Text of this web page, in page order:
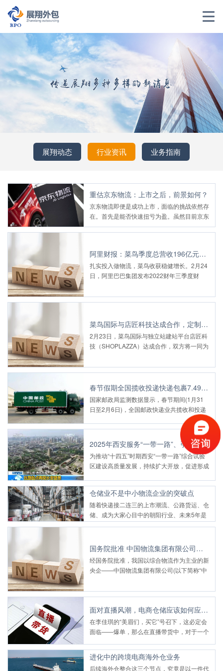
展翔动态 行业资讯 业务指南
重估京东物流：上市之后，前景如何？
京东物流即便是成功上市，面临的挑战依然存
在。首先是能否快速扭亏为盈。虽然目前京东
物流的毛利率水平不断提升、净亏损幅度收
阿里财报：菜鸟季度总营收196亿元，产业化、全球化、数智化物流扎实推进
扎实投入做物流，菜鸟收获稳健增长。2月24
日，阿里巴巴集团发布2022财年三季度财
同比增长23%达196亿元，产业化、全球化、
数智化物流扎实推进。
菜鸟国际与店匠科技达成合作，定制化物流服务已覆盖全球120国
2月23日，菜鸟国际与独立站建站平台店匠科
技（SHOPLAZZA）达成合作，双方将一同为
方案
春节假期全国揽收投递快递包裹7.49亿件
国家邮政局监测数据显示，春节期间(1月31
日至2月6日)，全国邮政快递业共揽收和投递
快递包裹 7.49亿件，较去年农历同期增长
16%。邮政快递传递亲情、温暖人心的作用
进一步凸显。
2025年西安服务“一带一路”、引领向西开放的国际合作前沿城市地位初步确立
为推动“十四五”时期西安“一带一路”综合试验
区建设高质量发展，持续扩大开放，促进形成
进的新发展格局，日前，西安市正式印发
《“十四五”西安建设“一带一路”综合试验区实
施方案》（以下简称《实施方案》）。
仓储业不是中小物流企业的突破点
随着快递接二连三的上市潮流、公路货运、仓
储、成为大家心目中的朝阳行业、未来5年是
国内快递行业发展的关键时期，是调结构、上
国务院批准 中国物流集团有限公司正式成立
经国务院批准，我国以综合物流作为主业的新
央企——中国物流集团有限公司(以下简称“中
面对直播风潮，电商仓储应该如何应对爆单事件？
在李佳琪的“美眉们，买它”号召下，这必定会
面临——爆单，那么在直播带货中，对于一个
有序的送到消费者手中呢？
进化中的跨境电商海外仓业务
后续海外仓整合这三个节点，究竟是以一件代